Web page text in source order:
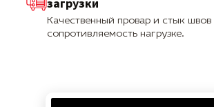
Качественный провар и стык швов
сопротивляемость нагрузке.